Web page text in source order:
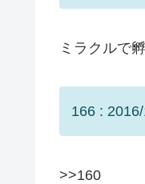
ミラクルで
166 :
>>160